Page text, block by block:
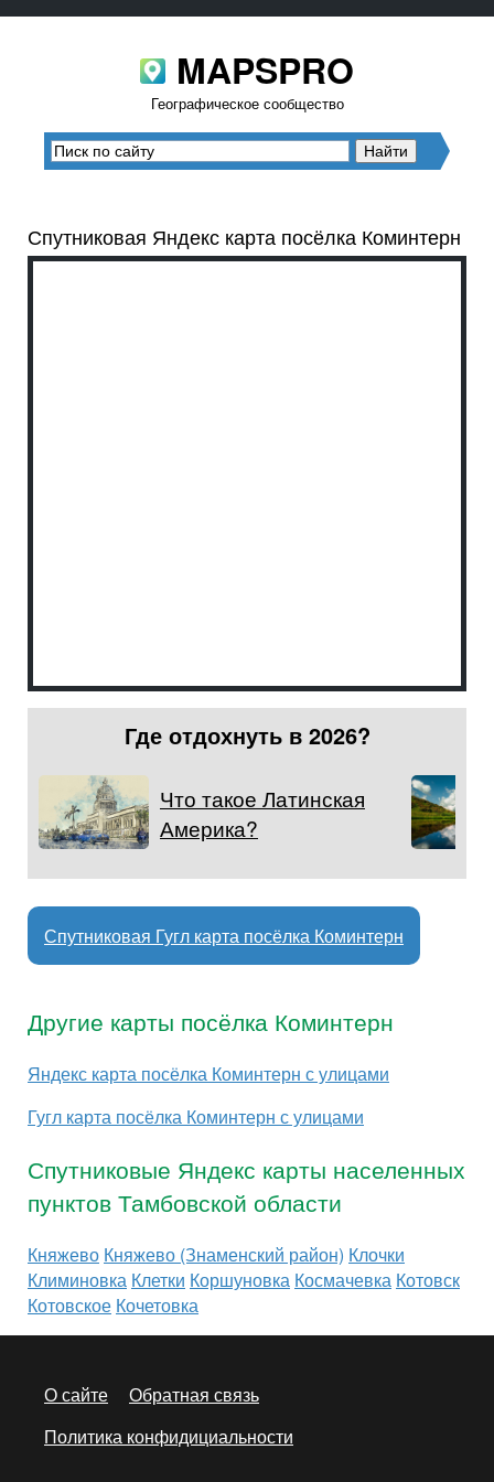
MAPSPRO
Географическое сообщество
Спутниковая Яндекс карта посёлка Коминтерн
Где отдохнуть в 2026?
Что такое Латинская
Америка?
Спутниковая Гугл карта посёлка Коминтерн
Другие карты посёлка Коминтерн
Яндекс карта посёлка Коминтерн с улицами
Гугл карта посёлка Коминтерн с улицами
Спутниковые Яндекс карты населенных
пунктов Тамбовской области
Княжево Княжево (Знаменский район) Клочки
Климиновка Клетки Коршуновка Космачевка Котовск
Котовское Кочетовка
О сайте
Обратная связь
Политика конфидициальности